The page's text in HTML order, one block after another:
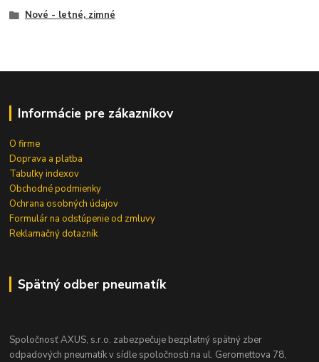
Nové - letné, zimné
Informácie pre zákazníkov
O firme
Doprava a platba
Tabuľky indexov
Obchodné podmienky
Ochrana osobných údajov
Formulár na odstúpenie od zmluvy
Reklamačný dotazník
Spätný odber pneumatík
Spoločnosť AXUS, s.r.o. zabezpečuje bezplatný spätný zber
odpadových pneumatík v sídle spoločnosti na ul. Geromettova 78,